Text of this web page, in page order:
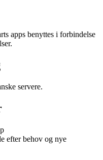
apps benyttes i forbindelse
servere.
efter behov og nye